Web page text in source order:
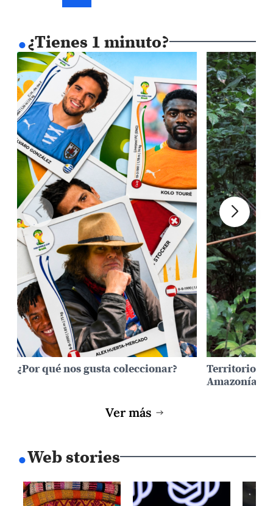
.¿Tienes 1 minuto?
¿Por qué nos gusta coleccionar?
Territorios
Amazonía
Ver más
.Web stories